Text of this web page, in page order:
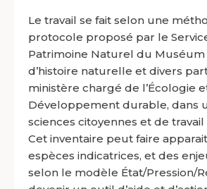
Le travail se fait selon une
protocole proposé par le
Patrimoine Naturel du Muséum
d’histoire naturelle et divers
ministère chargé de l’Écologie
Développement durable, dans
sciences citoyennes et de
Cet inventaire peut faire
espèces indicatrices, et des
selon le modèle État/Pression/